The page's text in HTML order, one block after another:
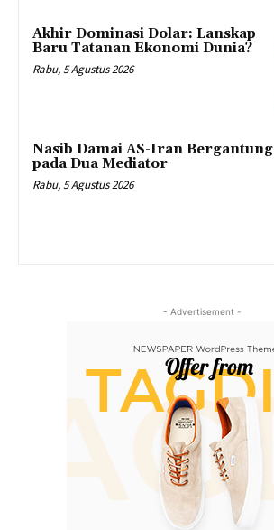
Akhir Dominasi Dolar: Lanskap
Baru Tatanan Ekonomi Dunia?
Rabu, 5 Agustus 2026
Nasib Damai AS-Iran Bergantung
pada Dua Mediator
Rabu, 5 Agustus 2026
- Advertisement -